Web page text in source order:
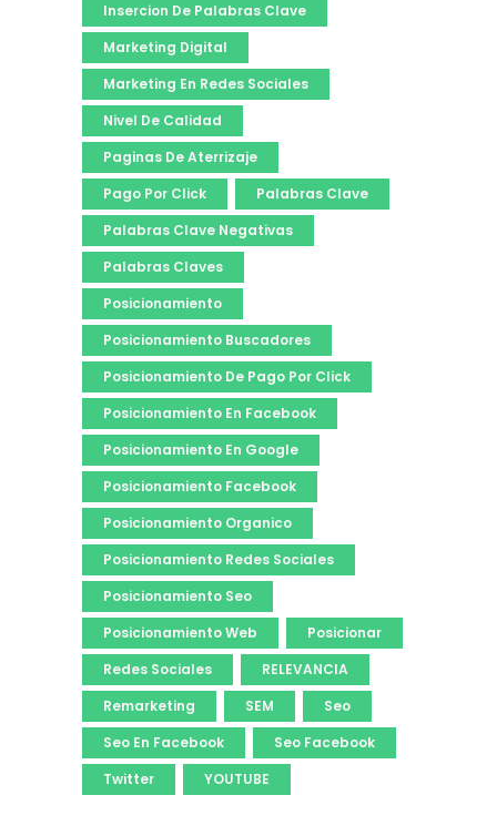
Insercion De Palabras Clave
Marketing Digital
Marketing En Redes Sociales
Nivel De Calidad
Paginas De Aterrizaje
Pago Por Click
Palabras Clave
Palabras Clave Negativas
Palabras Claves
Posicionamiento
Posicionamiento Buscadores
Posicionamiento De Pago Por Click
Posicionamiento En Facebook
Posicionamiento En Google
Posicionamiento Facebook
Posicionamiento Organico
Posicionamiento Redes Sociales
Posicionamiento Seo
Posicionamiento Web
Posicionar
Redes Sociales
RELEVANCIA
Remarketing
SEM
Seo
Seo En Facebook
Seo Facebook
Twitter
YOUTUBE